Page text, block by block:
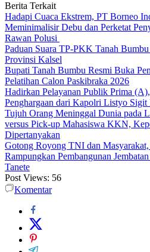
Berita Terkait
Hadapi Cuaca Ekstrem, PT Borneo
Meminimalisir Debu dan Perketat
Rawan Polusi
Paduan Suara TP-PKK Tanah
Provinsi Kalsel
Bupati Tanah Bumbu Resmi Buka
Pelatihan Calon Paskibraka 2026
Hadirkan Pelayanan Publik Prima
Penghargaan dari Kapolri Listyo Sigit
Tujuh Orang Meninggal Dunia pada
versus Pick-up Mahasiswa KKN,
Dipertanyakan
Gotong Royong TNI dan
Rampungkan Pembangunan
Tanete
Post Views: 56
Komentar